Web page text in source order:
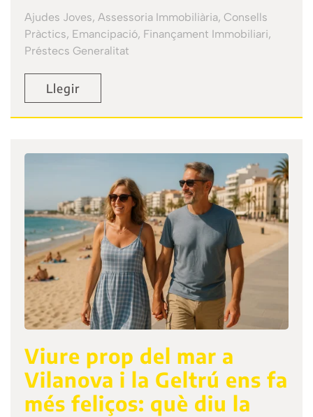
Ajudes Joves, Assessoria Immobiliària, Consells
Pràctics, Emancipació, Finançament Immobiliari,
Préstecs Generalitat
Llegir
Viure prop del mar a
Vilanova i la Geltrú ens fa
més feliços: què diu la